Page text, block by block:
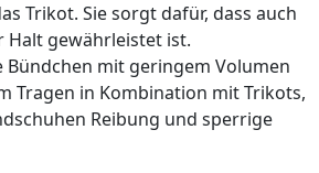
Trikot. Sie sorgt dafür, dass auch
Halt gewährleistet ist.
Bündchen mit geringem Volumen
Tragen in Kombination mit Trikots,
Reibung und sperrige